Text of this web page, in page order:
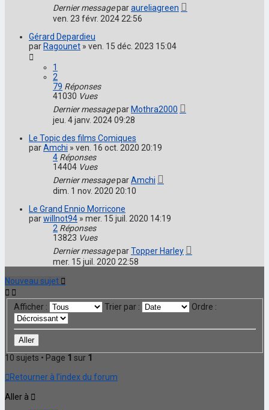
Dernier messageparaureliagreen
ven. 23 févr. 2024 22:56
Gérard Depardieu
parRagounet » ven. 15 déc. 2023 15:04
1
2
79 Réponses
41030 Vues
Dernier messageparMothra2000
jeu. 4 janv. 2024 09:28
Le Topic des films Comiques
parAmchi » ven. 16 oct. 2020 20:19
4 Réponses
14404 Vues
Dernier messageparAmchi
dim. 1 nov. 2020 20:10
Le Grand Ennio Morricone
parwillnot94 » mer. 15 juil. 2020 14:19
2 Réponses
13823 Vues
Dernier messageparTopper Harley
mer. 15 juil. 2020 22:58
Nouveau sujet
Afficher : Trier par : Ordre :
10 sujets • Page 1 sur 1
Retourner à l’index du forum
Aller à